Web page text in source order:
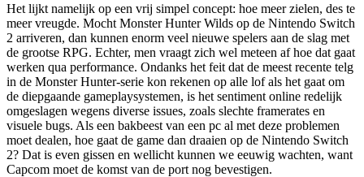
Het lijkt namelijk op een vrij simpel concept: hoe meer zielen, des te
meer vreugde. Mocht Monster Hunter Wilds op de Nintendo Switch
2 arriveren, dan kunnen enorm veel nieuwe spelers aan de slag met
de grootse RPG. Echter, men vraagt zich wel meteen af hoe dat gaat
werken qua performance. Ondanks het feit dat de meest recente telg
in de Monster Hunter-serie kon rekenen op alle lof als het gaat om
de diepgaande gameplaysystemen, is het sentiment online redelijk
omgeslagen wegens diverse issues, zoals slechte framerates en
visuele bugs. Als een bakbeest van een pc al met deze problemen
moet dealen, hoe gaat de game dan draaien op de Nintendo Switch
2? Dat is even gissen en wellicht kunnen we eeuwig wachten, want
Capcom moet de komst van de port nog bevestigen.